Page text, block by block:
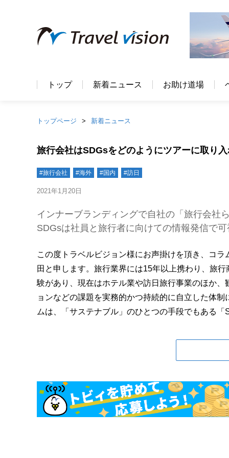
トップ 新着ニュース お助け道場
トップページ 新着ニュース
旅行会社はSDGsをどのようにツアーに取り
#旅行会社 #海外 #国内 #訪日
2021年1月20日
インナーブランディングで自社の「旅行会社
SDGsは社員と旅行者に向けての情報発信で
この度トラベルビジョン様にお声掛けを頂き、コ
田と申します。旅行業界には15年以上携わり、旅
験があり、現在はホテル業や訪日旅行事業のほか
ョンなどの課題を実務的かつ持続的に自立した体
ムは、「サステナブル」のひとつの手段でもある「